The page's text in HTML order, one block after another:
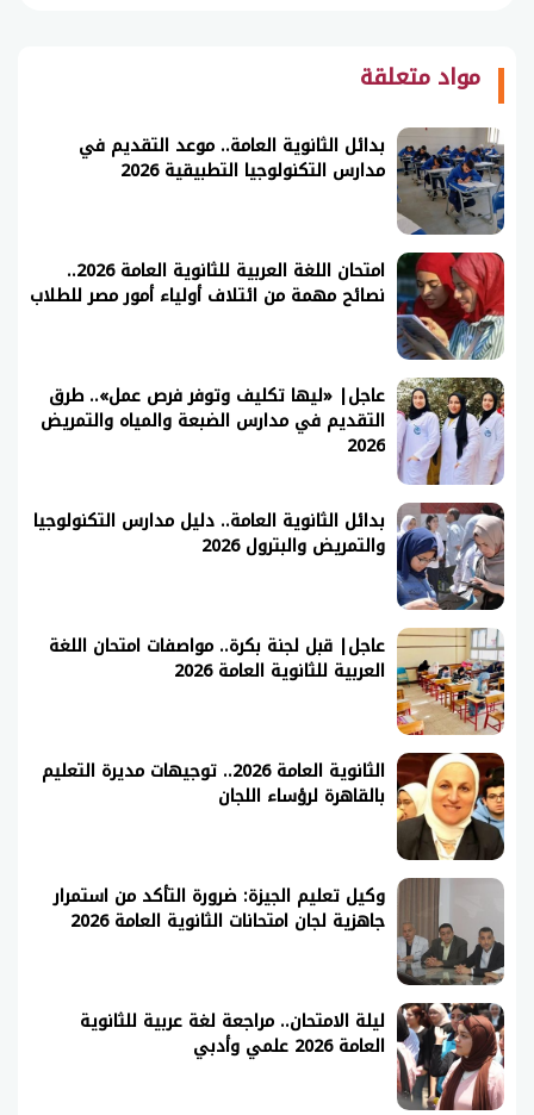
مواد متعلقة
بدائل الثانوية العامة.. موعد التقديم في
مدارس التكنولوجيا التطبيقية 2026
امتحان اللغة العربية للثانوية العامة 2026..
نصائح مهمة من ائتلاف أولياء أمور مصر للطلاب
عاجل| «ليها تكليف وتوفر فرص عمل».. طرق
التقديم في مدارس الضبعة والمياه والتمريض
2026
بدائل الثانوية العامة.. دليل مدارس التكنولوجيا
والتمريض والبترول 2026
عاجل| قبل لجنة بكرة.. مواصفات امتحان اللغة
العربية للثانوية العامة 2026
الثانوية العامة 2026.. توجيهات مديرة التعليم
بالقاهرة لرؤساء اللجان
وكيل تعليم الجيزة: ضرورة التأكد من استمرار
جاهزية لجان امتحانات الثانوية العامة 2026
ليلة الامتحان.. مراجعة لغة عربية للثانوية
العامة 2026 علمي وأدبي